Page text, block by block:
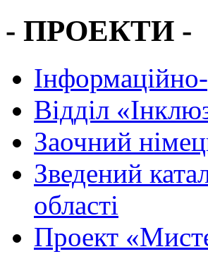
- ПРОЕКТИ -
Вiддiл
Заочний
Зведений
області
Проект